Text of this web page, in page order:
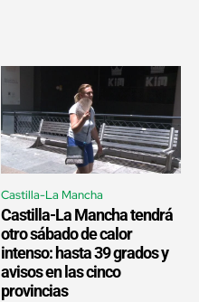
Castilla-La Mancha
Castilla-La Mancha tendrá
otro sábado de calor
intenso: hasta 39 grados y
avisos en las cinco
provincias